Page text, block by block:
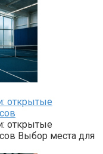
открытые
открытые
Выбор места для